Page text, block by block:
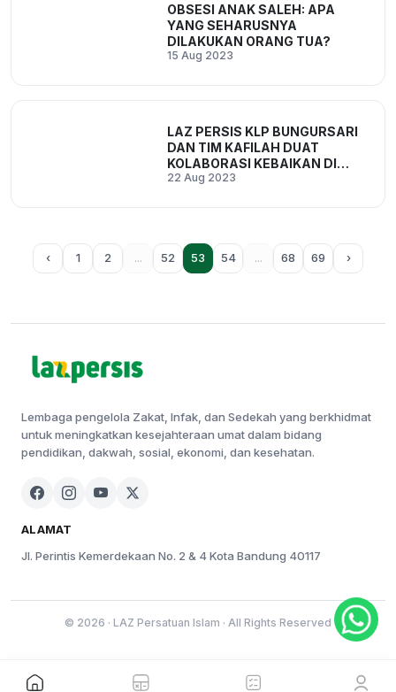
OBSESI ANAK SALEH: APA
YANG SEHARUSNYA
DILAKUKAN ORANG TUA?
15 Aug 2023
LAZ PERSIS KLP BUNGURSARI
DAN TIM KAFILAH DUAT
KOLABORASI KEBAIKAN DI
NUSAKAMBANGAN
22 Aug 2023
‹ 1 2 ... 52 53 54 ... 68 69 ›
Lembaga pengelola Zakat, Infak, dan Sedekah yang berkhidmat
untuk meningkatkan kesejahteraan umat dalam bidang
pendidikan, dakwah, sosial, ekonomi, dan kesehatan.
ALAMAT
Jl. Perintis Kemerdekaan No. 2 & 4 Kota Bandung 40117
© 2026 · LAZ Persatuan Islam · All Rights Reserved